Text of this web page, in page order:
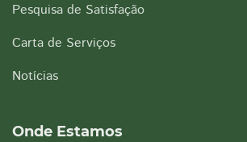
Pesquisa de Satisfação
Carta de Serviços
Notícias
Onde Estamos